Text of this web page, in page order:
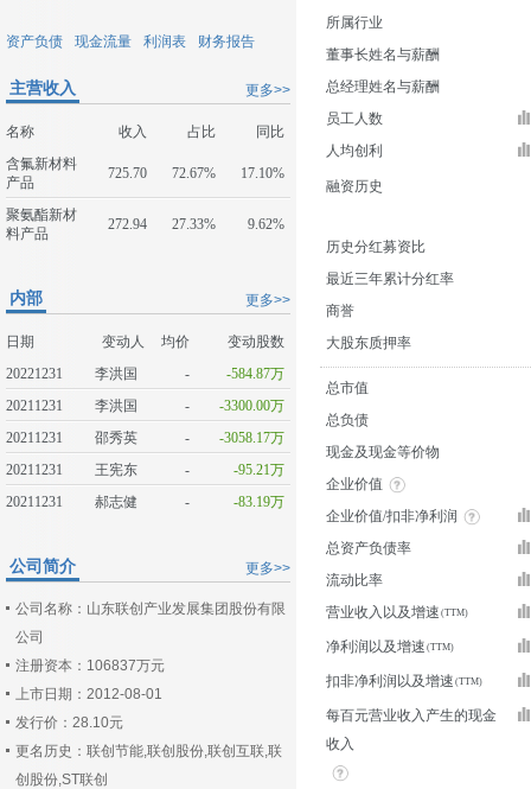
资产负债 现金流量 利润表 财务报告
更多>>
主营收入
名称 收入 占比
同比
含氟新材料
产品
725.70 72.67% 17.10%
聚氨酯新材
料产品
272.94 27.33% 9.62%
更多>>
内部
日期 变动人 均价
变动股数
20221231
李洪国 -
-584.87万
20211231
李洪国 -
-3300.00万
20211231
邵秀英 -
-3058.17万
20211231
王宪东 -
-95.21万
20211231
郝志健 - -83.19万
更多>>
公司简介
公司名称：山东联创产业发展集团股份有限
公司
注册资本：106837万元
上市日期：2012-08-01
发行价：28.10元
更名历史：联创节能,联创股份,联创互联,联
创股份,ST联创
所属行业
董事长姓名与薪酬
总经理姓名与薪酬
员工人数
人均创利
融资历史
历史分红募资比
最近三年累计分红率
商誉
大股东质押率
总市值
总负债
现金及现金等价物
企业价值
企业价值/扣非净利润
总资产负债率
流动比率
营业收入以及增速
净利润以及增速
扣非净利润以及增速
每百元营业收入产生的现金
收入